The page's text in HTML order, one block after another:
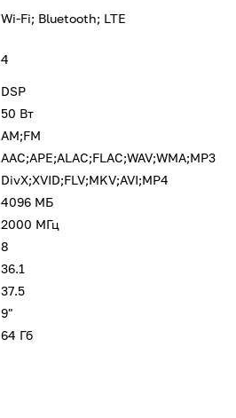
Wi-Fi; Bluetooth; LTE
4
DSP
50 Вт
AM;FM
AAC;APE;ALAC;FLAC;WAV;WMA;MP3
DivX;XVID;FLV;MKV;AVI;MP4
4096 МБ
2000 МГц
8
36.1
37.5
9"
64 Гб